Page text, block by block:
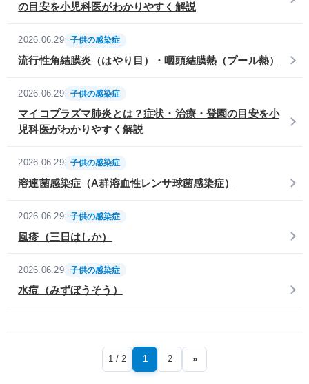
の目安を小児科医がわかりやすく解説
2026.06.29 子供の感染症
流行性角結膜炎（はやり目）・咽頭結膜熱（プール熱）
2026.06.29 子供の感染症
マイコプラズマ肺炎とは？症状・治療・登園の目安を小
児科医がわかりやすく解説
2026.06.29 子供の感染症
溶連菌感染症（A群溶血性レンサ球菌感染症）
2026.06.29 子供の感染症
風疹（三日はしか）
2026.06.29 子供の感染症
水痘（みずぼうそう）
1 / 2 1 2 »